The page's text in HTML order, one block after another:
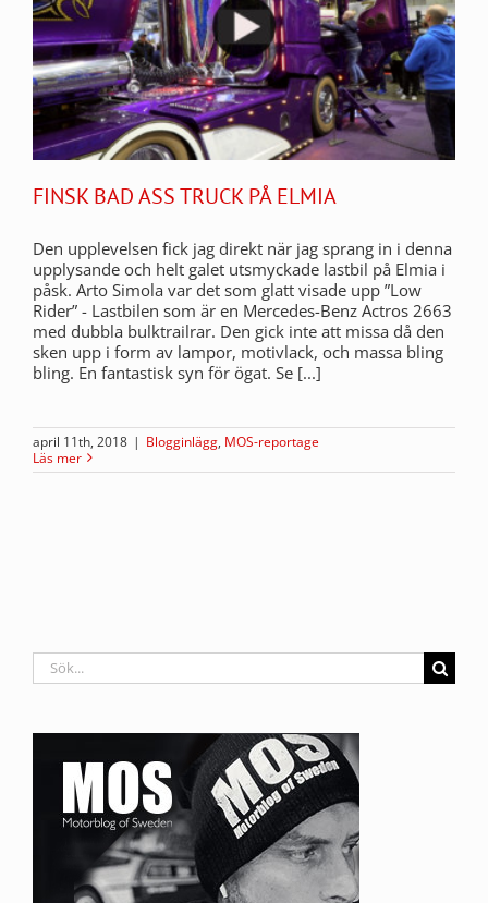
FINSK BAD ASS TRUCK PÅ ELMIA
Den upplevelsen fick jag direkt när jag sprang in i denna
upplysande och helt galet utsmyckade lastbil på Elmia i
påsk. Arto Simola var det som glatt visade upp ”Low
Rider” - Lastbilen som är en Mercedes-Benz Actros 2663
med dubbla bulktrailrar. Den gick inte att missa då den
sken upp i form av lampor, motivlack, och massa bling
bling. En fantastisk syn för ögat. Se [...]
april 11th, 2018 | Blogginlägg, MOS-reportage
Läs mer
Sök
efter: